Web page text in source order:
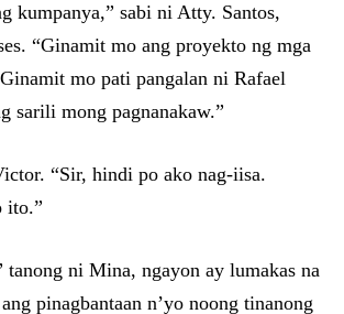
kumpanya,” sabi ni Atty. Santos,
“Ginamit mo ang proyekto ng mga
mo pati pangalan ni Rafael
sarili mong pagnanakaw.”
“Sir, hindi po ako nag-iisa.
ito.”
tanong ni Mina, ngayon ay lumakas na
pinagbantaan n’yo noong tinanong